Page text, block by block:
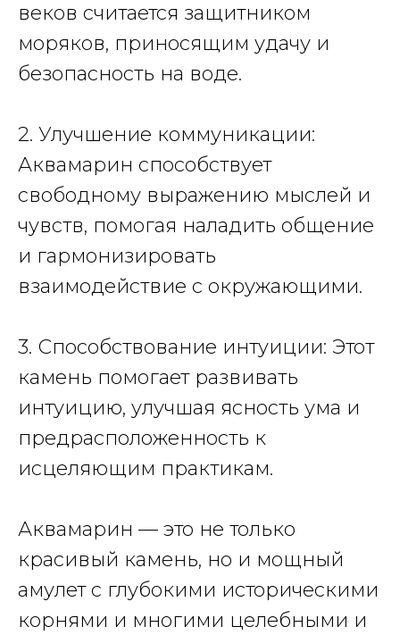
веков считается защитником
моряков, приносящим удачу и
безопасность на воде.
2. Улучшение коммуникации:
Аквамарин способствует
свободному выражению мыслей и
чувств, помогая наладить общение
и гармонизировать
взаимодействие с окружающими.
3. Способствование интуиции: Этот
камень помогает развивать
интуицию, улучшая ясность ума и
предрасположенность к
исцеляющим практикам.
Аквамарин — это не только
красивый камень, но и мощный
амулет с глубокими историческими
корнями и многими целебными и